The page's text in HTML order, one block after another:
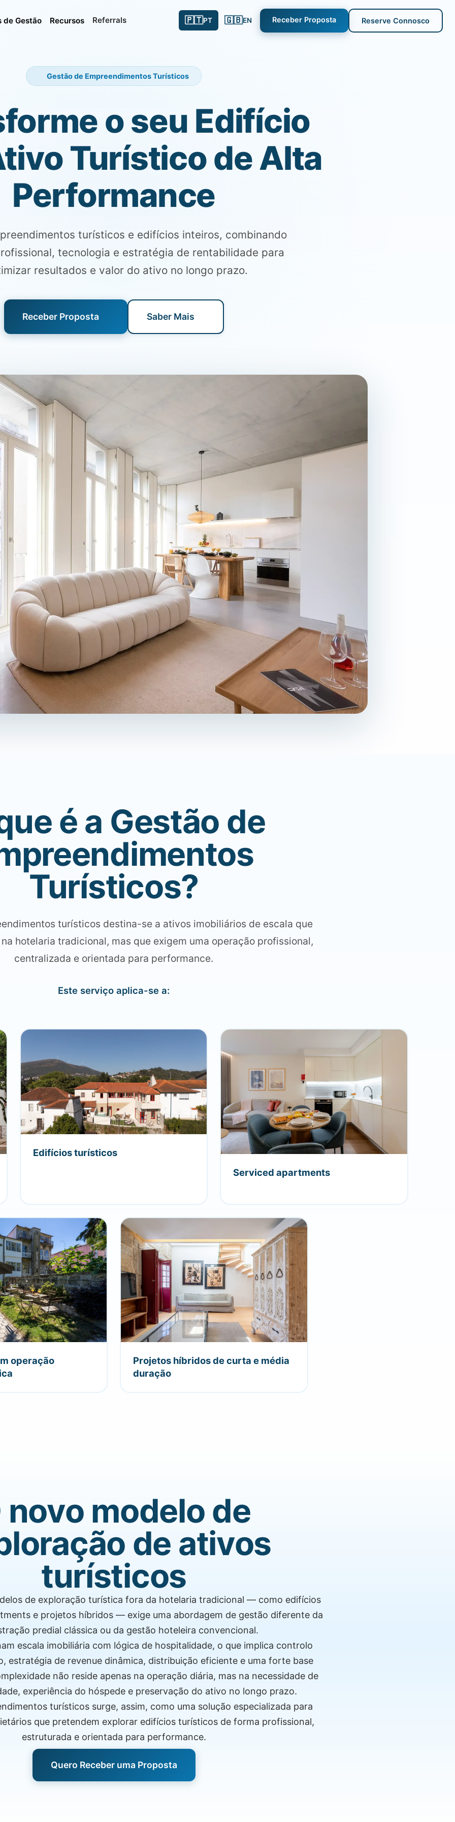
de Gestão Recursos Referrals 🇵🇹PT 🇬🇧EN Receber Proposta Reserve Connosco
Gestão de Empreendimentos Turísticos
o seu Edifício
Turístico de Alta
Performance
turísticos e edifícios inteiros, combinando
tecnologia e estratégia de rentabilidade para
resultados e valor do ativo no longo prazo.
Receber Proposta Saber Mais
é a Gestão de
Turísticos?
turísticos destina-se a ativos imobiliários de escala que
hotelaria tradicional, mas que exigem uma operação profissional,
centralizada e orientada para performance.
Este serviço aplica-se a:
Edifícios turísticos
Serviced apartments
operação
Projetos híbridos de curta e média
duração
novo modelo de
de ativos
turísticos
de exploração turística fora da hotelaria tradicional — como edifícios
e projetos híbridos — exige uma abordagem de gestão diferente da
predial clássica ou da gestão hoteleira convencional.
escala imobiliária com lógica de hospitalidade, o que implica controlo
estratégia de revenue dinâmica, distribuição eficiente e uma forte base
não reside apenas na operação diária, mas na necessidade de
experiência do hóspede e preservação do ativo no longo prazo.
turísticos surge, assim, como uma solução especializada para
que pretendem explorar edifícios turísticos de forma profissional,
estruturada e orientada para performance.
Quero Receber uma Proposta